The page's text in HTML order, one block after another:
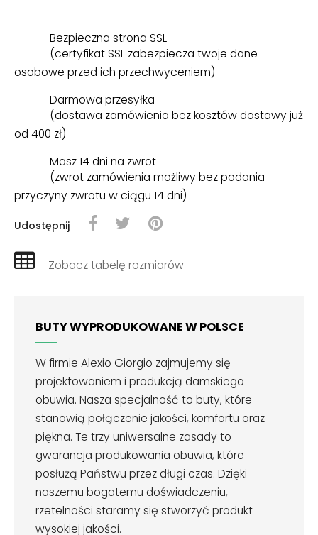
Bezpieczna strona SSL
(certyfikat SSL zabezpiecza twoje dane
osobowe przed ich przechwyceniem)
Darmowa przesyłka
(dostawa zamówienia bez kosztów dostawy już
od 400 zł)
Masz 14 dni na zwrot
(zwrot zamówienia możliwy bez podania
przyczyny zwrotu w ciągu 14 dni)
Udostępnij
Zobacz tabelę rozmiarów
BUTY WYPRODUKOWANE W POLSCE
W firmie Alexio Giorgio zajmujemy się
projektowaniem i produkcją damskiego
obuwia. Nasza specjalność to buty, które
stanowią połączenie jakości, komfortu oraz
piękna. Te trzy uniwersalne zasady to
gwarancja produkowania obuwia, które
posłużą Państwu przez długi czas. Dzięki
naszemu bogatemu doświadczeniu,
rzetelności staramy się stworzyć produkt
wysokiej jakości.